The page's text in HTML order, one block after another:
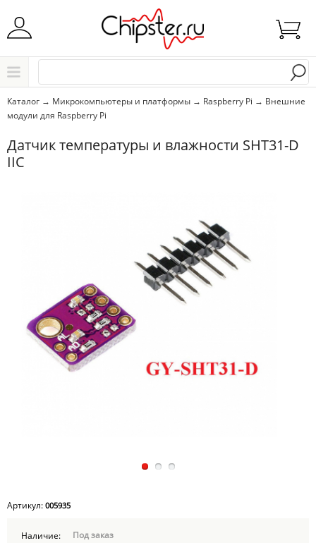
Начните водить название города..
Выбрать
Каталог → Микрокомпьютеры и платформы → Raspberry Pi → Внешние
модули для Raspberry Pi
Датчик температуры и влажности SHT31-D
IIC
Артикул: 005935
Наличие:
Под заказ